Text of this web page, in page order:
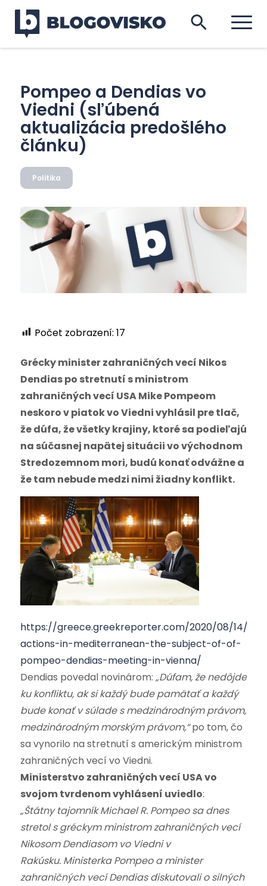
Pompeo a Dendias vo
Viedni (sľúbená
aktualizácia predošlého
článku)
Politika
Počet zobrazení: 17
Grécky minister zahraničných vecí Nikos
Dendias po stretnutí s ministrom
zahraničných vecí USA Mike Pompeom
neskoro v piatok vo Viedni vyhlásil pre tlač,
že dúfa, že všetky krajiny, ktoré sa podieľajú
na súčasnej napätej situácii vo východnom
Stredozemnom mori, budú konať odvážne a
že tam nebude medzi nimi žiadny konflikt.
https://greece.greekreporter.com/2020/08/14/
actions-in-mediterranean-the-subject-of-of-
pompeo-dendias-meeting-in-vienna/
Dendias povedal novinárom: „Dúfam, že nedôjde
ku konfliktu, ak si každý bude pamätať a každý
bude konať v súlade s medzinárodným právom,
medzinárodným morským právom,“po tom, čo
sa vynorilo na stretnutí s americkým ministrom
zahraničných vecí vo Viedni.
Ministerstvo zahraničných vecí USA vo
svojom tvrdenom vyhlásení uviedlo:
„Štátny tajomník Michael R. Pompeo sa dnes
stretol s gréckym ministrom zahraničných vecí
Nikosom Dendiasom vo Viedni v
Rakúsku. Ministerka Pompeo a minister
zahraničných vecí Dendias diskutovali o silných